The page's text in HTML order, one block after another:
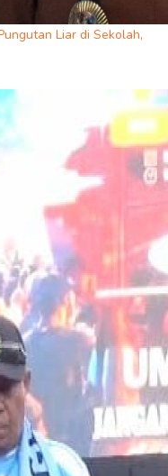
Liar di Sekolah,